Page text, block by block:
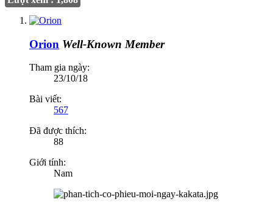
Orion Well-Known Member
Tham gia ngày:
23/10/18
Bài viết:
567
Đã được thích:
88
Giới tính:
Nam